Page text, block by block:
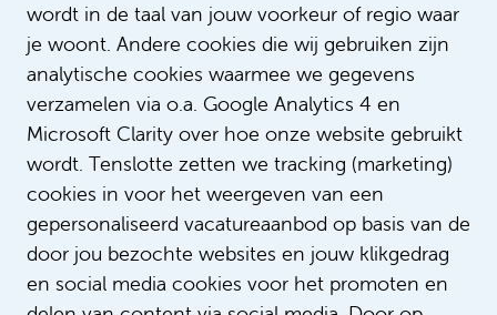
wordt in de taal van jouw voorkeur of regio waar
je woont. Andere cookies die wij gebruiken zijn
analytische cookies waarmee we gegevens
verzamelen via o.a. Google Analytics 4 en
Microsoft Clarity over hoe onze website gebruikt
wordt. Tenslotte zetten we tracking (marketing)
cookies in voor het weergeven van een
gepersonaliseerd vacatureaanbod op basis van de
door jou bezochte websites en jouw klikgedrag
en social media cookies voor het promoten en
Bepaalde tijd met uitzicht op vast
36 uur
Vacatures per mail ontvangen?
Meld je nu aan